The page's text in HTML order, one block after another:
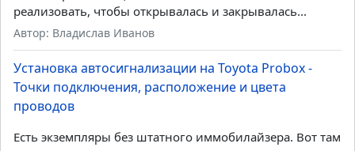
Тусан 2024 чтобы шматка не срабатывала при аз
подать импульс 7 секунд при постановке в охрану на...
Автор: Сегей
Установка автосигнализации на Daihatsu Mira -
Точки подключения, расположение и цвета